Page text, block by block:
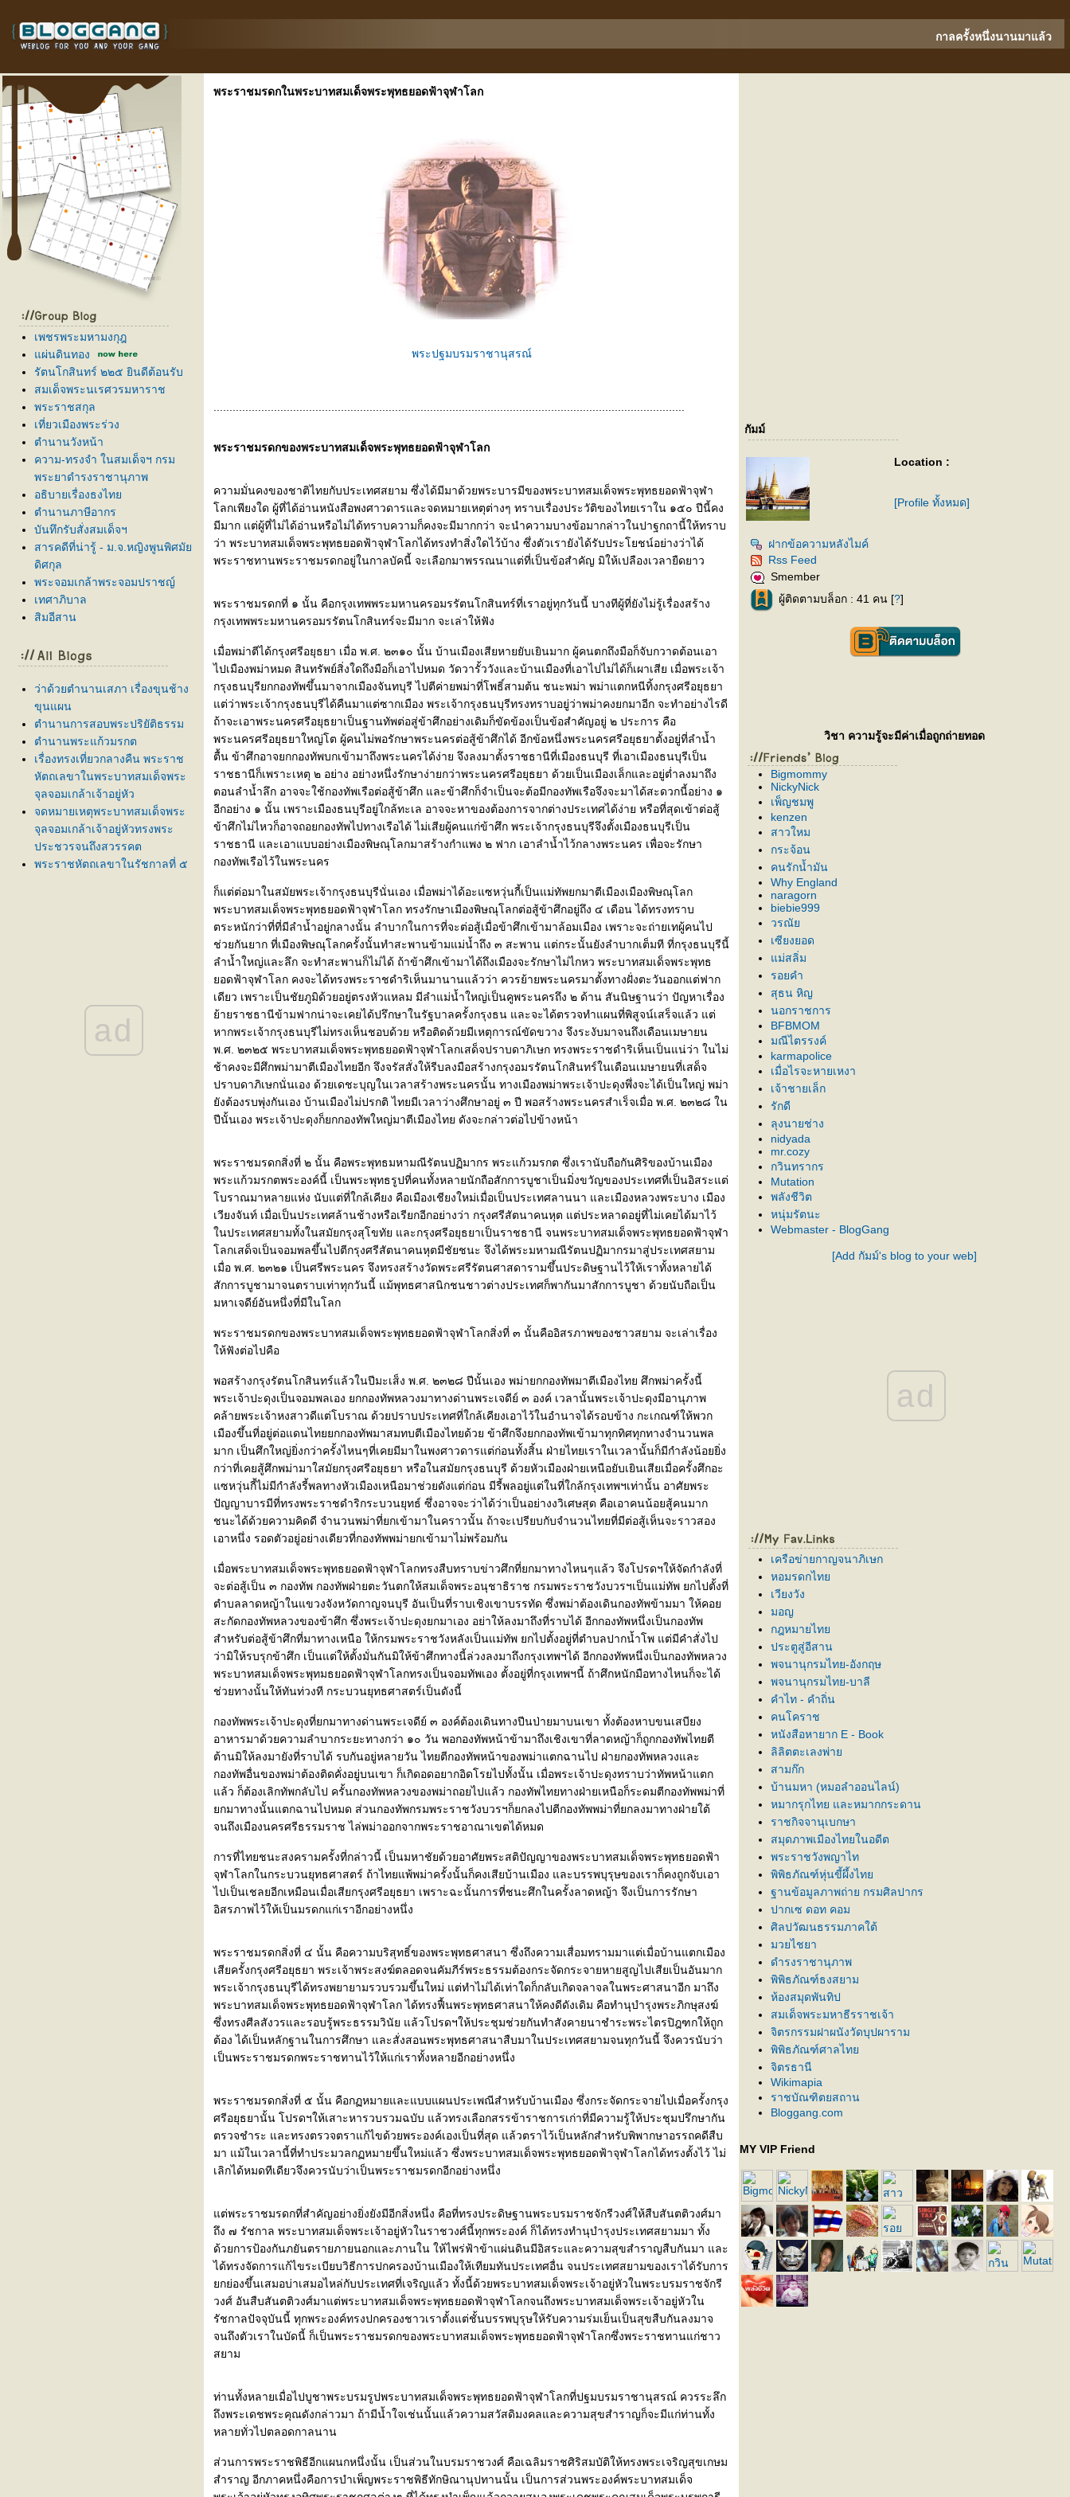
กาลครั้งหนึ่งนานมาแล้ว
เพชรพระมหามงกุฎ
ผ่นดินทอง
รัตนโกสินทร์ ๒๒๕ ยินดีต้อนรับ
สมเด็จพระนเรศวรมหาราช
พระราชสกุล
เที่ยวเมืองพระร่วง
ตำนานวังหน้า
ความ-ทรงจำ ในสมเด็จฯ กรม
พระยาดำรงราชานุภาพ
อธิบายเรื่องธงไท
ตำนานภาษีอากร
บันทึกรับสั่งสมเด็จฯ
สารคดีที่น่ารู้ - ม.จ.หญิงพูนพิศมั
ดิศกุล
พระจอมเกล้าพระจอมปราชญ์
เทศาภิบาล
สิมอีสาน
ว่าด้วยตำนานเสภา เรื่องขุนช้าง
ขุนแผน
ตำนานการสอบพระปริยัติธรรม
ตำนานพระแก้วมรกต
เรื่องทรงเที่ยวกลางคืน พระราช
หัตถเลขาในพระบาทสมเด็จพระ
จุลจอมเกล้าเจ้าอยู่หัว
จดหมายเหตุพระบาทสมเด็จพระ
จุลจอมเกล้าเจ้าอยู่หัวทรงพระ
ประชวรจนถึงสวรรคต
พระราชหัตถเลขาในรัชกาลที่ ๕
ว่าด้วยประเทศสยามใน
จดหมายเหตุจีน
ว่าด้วยหน้าที่และพระอัธยาศั
ad
พระราชมรดกในพระบาทสมเด็จพระพุทธยอดฟ้าจุฬาโลก
พระปฐมบรมราชานุสรณ์
พระราชมรดกของพระบาทสมเด็จพระพุทธยอดฟ้าจุฬาโลก
ความมั่นคงของชาติไทยกับประเทศสยาม ซึ่งได้มีมาด้วยพระบารมีของพระบาทสมเด็จพระพุทธยอดฟ้าจุฬา
ลกเพียงใด ผู้ที่ได้อ่านหนังสือพงศาวดารและจดหมายเหตุต่างๆ ทราบเรื่องประวัติของไทยเราใน ๑๕๐ ปีนี้คง
มีมาก แต่ผู้ที่ไม่ได้อ่านหรือไม่ได้ทราบความก็คงจะมีมากกว่า จะนำความบางข้อมากล่าวในปาฐกถานี้ให้ทราบ
ว่า พระบาทสมเด็จพระพุทธยอดฟ้าจุฬาโลกได้ทรงทำสิ่งใดไว้บ้าง ซึ่งตัวเรายังได้รับประโยชน์อย่างว่าได้
พระราชทานพระราชมรดกอยู่ในกาลบัคนี้ จะเลือกมาพรรณนาแต่ที่เป็นข้อสำคัญ มิให้เปลืองเวลายืดยาว
พระราชมรดกที่ ๑ นั้น คือกรุงเทพพระมหานครอมรรัตนโกสินทร์ที่เราอยู่ทุกวันนี้ บางทีผู้ที่ยังไม่รู้เรื่องสร้าง
กรุงเทพพระมหานครอมรรัตนโกสินทร์จะมีมาก จะเล่าให้ฟัง
เมื่อพม่าตีได้กรุงศรีอยุธยา เมื่อ พ.ศ. ๒๓๑๐ นั้น บ้านเมืองเสียหายยับเยินมาก ผู้คนตกถึงมือก็จับกวาดต้อนเอา
ไปเมืองพม่าหมด สินทรัพย์สิ่งใดถึงมือก็เอาไปหมด วัดวารั้ววังและบ้านเมืองที่เอาไปไม่ได้ก็เผาเสีย เมื่อพระเจ้า
กรุงธนบุรียกกองทัพขึ้นมาจากเมืองจันทบุรี ไปตีค่ายพม่าที่โพธิ์สามต้น ชนะพม่า พม่าแตกหนีทิ้งกรุงศรีอยุธยา
ต่ว่าพระเจ้ากรุงธนบุรีได้คืนมาแต่ซากเมือง พระเจ้ากรุงธนบุรีทรงทราบอยู่ว่าพม่าคงยกมาอีก จะทำอย่างไรดี
ถ้าจะเอาพระนครศรีอยุธยาเป็นฐานทัพต่อสู่ข้าศึกอย่างเดิมก็ขัดข้องเป็นข้อสำคัญอยู่ ๒ ประการ คือ
พระนครศรีอยุธยาใหญ่โต ผู้คนไม่พอรักษาพระนครต่อสู้ข้าศึกได้ อีกข้อหนึ่งพระนครศรีอยุธยาตั้งอยู่ที่ลำน้ำ
ตื้น ข้าศึกอาจยกกองทัพบกเข้ามาถึงพระนครได้ง่าย จึงลงมาตั้งราชธานีที่เมืองธนบุรี ที่เอาเมืองธนบุรีเป็น
ราชธานีก็เพราะเหตุ ๒ อย่าง อย่างหนึ่งรักษาง่ายกว่าพระนครศรีอยุธยา ด้วยเป็นเมืองเล็กและอยู่ต่ำลงมาถึง
ตอนลำน้ำลึก อาจจะใช้กองทัพเรือต่อสู้ข้าศึก และข้าศึกก็จำเป็นจะต้อมีกองทัพเรือจึงจะมาได้สะดวกนี้อย่าง ๑
อีกอย่าง ๑ นั้น เพราะเมืองธนบุรีอยู่ใกล้ทะเล อาจจะหาของต้องการจากต่างประเทศได้ง่าย หรือที่สุดเข้าต่อสู้
ข้าศึกไม่ไหวก็อาจถอยกองทัพไปทางเรือได้ ไม่เสียผู้คนแก่ข้าศึก พระเจ้ากรุงธนบุรีจึงตั้งเมืองธนบุรีเป็น
ราชธานี และเอาแบบอย่างเมืองพิษณุโลกมาสร้างกำแพง ๒ ฟาก เอาลำน้ำไว้กลางพระนคร เพื่อจะรักษา
กองทัพเรือไว้ในพระนคร
ก็แต่ต่อมาในสมัยพระเจ้ากรุงธนบุรีนั่นเอง เมื่อพม่าได้อะแซหวุ่นกี้เป็นแม่ทัพยกมาตีเมืองเมืองพิษณุโลก
พระบาทสมเด็จพระพุทธยอดฟ้าจุฬาโลก ทรงรักษาเมืองพิษณุโลกต่อสู้ข้าศึกอยู่ถึง ๔ เดือน ได้ทรงทราบ
ตระหนักว่าที่ที่มีลำน้ำอยู่กลางนั้น ลำบากในการที่จะต่อสู้เมื่อข้าศึกเข้ามาล้อมเมือง เพราะจะถ่ายเทผู้คนไป
ช่วยกันยาก ที่เมืองพิษณุโลกครั้งนั้นทำสะพานข้ามแม่น้ำถึง ๓ สะพาน แต่กระนั้นยังลำบากเต็มที ที่กรุงธนบุรีนี้
ลำน้ำใหญ่และลึก จะทำสะพานก็ไม่ได้ ถ้าข้าศึกเข้ามาได้ถึงเมืองจะรักษาไม่ไกหว พระบาทสมเด็จพระพุทธ
อดฟ้าจุฬาโลก คงจะได้ทรงพระราชดำริเห็นมานานแล้วว่า ควรย้ายพระนครมาตั้งทางฝั่งตะวันออกแต่ฟาก
เดียว เพราะเป็นชัยภูมิด้วยอยู่ตรงหัวแหลม มีลำแม่น้ำใหญ่เป็นคูพระนครถึง ๒ ด้าน สันนิษฐานว่า ปัญหาเรื่อง
้ายราชธานีข้ามฟากน่าจะเคยได้ปรึกษาในรัฐบาลครั้งกรุงธน และจะได้ตรวจทำแผนที่พิสูจน์เสร็จแล้ว แต่
หากพระเจ้ากรุงธนบุรีไม่ทรงเห็นชอบด้วย หรือติดด้วยมีเหตุการณ์ขัดขวาง จึงระงับมาจนถึงเดือนเมษายน
พ.ศ. ๒๓๒๕ พระบาทสมเด็จพระพุทธยอดฟ้าจุฬาโลกเสด็จปราบดาภิเษก ทรงพระราชดำริเห็นเป็นแน่ว่า ในไม่
ช้าคงจะมีศึกพม่ามาตีเมืองไทยอีก จึงจรัสสั่งให้รีบลงมือสร้างกรุงอมรรัตนโกสินทร์ในเดือนเมษายนที่เสด็จ
ปราบดาภิเษกนั่นเอง ด้วยเดชะบุญในเวลาสร้างพระนครนั้น ทางเมืองพม่าพระเจ้าปะดุงพึ่งจะได้เป็นใหญ่ พม่า
ังต้องรบพุ่งกันเอง บ้านเมืองไม่ปรกติ ไทยมีเวลาว่างศึกษาอยู่ ๓ ปี พอสร้างพระนครสำเร็จเมื่อ พ.ศ. ๒๓๒๘ ใน
ปีนั้นเอง พระเจ้าปะดุงก็ยกกองทัพใหญ่มาตีเมืองไทย ดังจะกล่าวต่อไปข้างหน้า
พระราชมรดกสิ่งที่ ๒ นั้น คือพระพุทธมหามณีรัตนปฏิมากร พระแก้วมรกต ซึ่งเรานับถือกันศิริของบ้านเมือง
พระแก้วมรกตพระองค์นี้ เป็นพระพุทธรูปที่คนทั้งหลายนักถือสักการบูชาเป็นมิ่งขวัญของประเทศที่เป็นอิสระแต่
บราณมาหลายแห่ง นับแต่ที่ใกล้เคียง คือเมืองเชียงใหม่เมื่อเป็นประเทศลานนา และเมืองหลวงพระบาง เมือง
เวียงจันท์ เมื่อเป็นประเทศล้านช้างหรือเรียกอีกอย่างว่า กรุงศรีสัตนาคนหุต แต่ประหลาดอยู่ที่ไม่เคยได้มาไว้
นประเทศสยามทั้งในสมัยกรุงสุโขทัย และกรุงศรีอยุธยาเป็นราชธานี จนพระบาทสมเด็จพระพุทธยอดฟ้าจุฬา
ลกเสด็จเป็นจอมพลขึ้นไปตีกรุงศรีสัตนาคนหุตมีชัยชนะ จึงได้พระมหามณีรัตนปฏิมากรมาสู่ประเทศสยาม
เมื่อ พ.ศ. ๒๓๒๑ เป็นศรีพระนคร จึงทรงสร้างวัดพระศรีรัตนศาสดารามขึ้นประดิษฐานไว้ให้เราทั้งหลายได้
สักการบูชามาจนตราบเท่าทุกวันนี้ แม้พุทธศาสนิกชนชาวต่างประเทศก็พากันมาสักการบูชา ด้วยนับถือเป็น
มหาเจดีย์อันหนึ่งที่มีในโลก
พระราชมรดกของพระบาทสมเด็จพระพุทธยอดฟ้าจุฬาโลกสิ่งที่ ๓ นั้นคืออิสรภาพของชาวสยาม จะเล่าเรื่อง
ห้ฟังต่อไปคือ
พอสร้างกรุงรัตนโกสินทร์แล้วในปีมะเส็ง พ.ศ. ๒๓๒๘ ปีนั้นเอง พม่ายกกองทัพมาตีเมืองไทย ศึกพม่าครั้งนี้
พระเจ้าปะดุงเป็นจอมพลเอง ยกกองทัพหลวงมาทางด่านพระเจดีย์ ๓ องค์ เวลานั้นพระเจ้าปะดุงมีอานุภาพ
คล้ายพระเจ้าหงสาวดีแต่โบราณ ด้วยปราบประเทศที่ใกล้เคียงเอาไว้ในอำนาจได้รอบข้าง กะเกณฑ์ให้พวก
เมืองขึ้นที่อยู่ต่อแดนไทยยกกองทัพมาสมทบตีเมืองไทยด้วย ข้าศึกจึงยกกองทัพเข้ามาทุกทิศทุกทางจำนวนพล
มาก เป็นศึกใหญ่ยิ่งกว่าครั้งไหนๆที่เคยมีมาในพงศาวดารแต่ก่อนทั้งสิ้น ฝ่ายไทยเราในเวลานั้นก็มีกำลังน้อยยิ่ง
กว่าที่เคยสู้ศึกพม่ามาใสมัยกรุงศรีอยุธยา หรือในสมัยกรุงธนบุรี ด้วยหัวเมืองฝ่ายเหนือยับเยินเสียเมื่อครั้งศึกอะ
ซหวุ่นกี้ไม่มีกำลังรี้พลทางหัวเมืองเหนือมาช่วยดังแต่ก่อน มีรี้พลอยู่แต่ในที่ใกล้กรุงเทพฯเท่านั้น อาศัยพระ
ปัญญาบารมีที่ทรงพระราชดำริกระบวนยุทธ์ ซึ่งอาจจะว่าได้ว่าเป็นอย่างงวิเศษสุด คือเอาคนน้อยสู้คนมาก
ชนะได้ด้วยความคิดดี จำนวนพม่าที่ยกเข้ามาในคราวนั้น ถ้าจะเปรียบกับจำนวนไทยที่มีต่อสู้เห็นจะราวสอง
เอาหนึ่ง รอดตัวอยู่อย่างเดียวที่กองทัพพม่ายกเข้ามาไม่พร้อมกัน
เมื่อพระบาทสมเด็จพระพุทธยอดฟ้าจุฬาโลกทรงสืบทราบข่าวศึกที่ยกมาทางไหนๆแล้ว จึงโปรดฯให้จัดกำลังที่
จะต่อสู้เป็น ๓ กองทัพ กองทัพฝ่ายตะวันตกให้สมเด็จพระอนุชาธิราช กรมพระราชวังบวรฯเป็นแม่ทัพ ยกไปตั้งที่
ตำบลลาดหญ้าในแขวงจังหวัดกาญจนบุรี อันเป็นที่ราบเชิงเขาบรรทัด ซึ่งพม่าต้องเดินกองทัพข้ามมา ให้คอ
สะกัดกองทัพหลวงของข้าศึก ซึ่งพระเจ้าปะดุงยกมาเอง อย่าให้ลงมาถึงที่ราบได้ อีกกองทัพหนึ่งเป็นกองทัพ
สำหรับต่อสู้ข้าศึกที่มาทางเหนือ ให้กรมพระราชวังหลังเป็นแม่ทัพ ยกไปตั้งอยู่ที่ตำบลปากน้ำโพ แต่มีคำสั่งไป
ว่ามิให้รบรุกข้าศึก เป็นแต่ให้ตั้งมั่นกันมิให้ข้าศึกทางนี้ล่วงลงมาถึงกรุงเทพฯได้ อีกกองทัพหนึ่งเป็นกองทัพหลวง
พระบาทสมเด็จพระพุทมธยอดฟ้าจุฬาโลกทรงเป็นจอมทัพเอง ตั้งอยู่ที่กรุงเทพฯนี้ ถ้าศึกหนักมือทางไหนก็จะได้
ช่วยทางนั้นให้ทันท่วงที กระบวนยุทธศาสตร์เป็นดังนี้
กองทัพพระเจ้าปะดุงที่ยกมาทางด่านพระเจดีย์ ๓ องค์ต้องเดินทางปีนป่ายมาบนเขา ทั้งต้องหาบขนเสบียง
อาหารมาด้วยความลำบากระยะทางกว่า ๑๐ วัน พอกองทัพหน้าข้ามาถึงเชิงเขาที่ลาดหญ้าก็ถูกกองทัพไทยตี
ต้านมิให้ลงมายังที่ราบได้ รบกันอยู่หลายวัน ไทยตีกองทัพหน้าของพม่าแตกฉานไป ฝ่ายกองทัพหลวงและ
กองทัพอื่นของพม่าต้องติดคั่งอยู่บนเขา ก็เกิดอดอยากอิดโรยไปทั้งนั้น เมื่อพระเจ้าปะดุงทราบว่าทัพหน้าแตก
ล้ว ก็ต้องเลิกทัพกลับไป ครั้นกองทัพหลวงของพม่าถอยไปแล้ว กองทัพไทยทางฝ่ายเหนือก็ระดมตีกองทัพพม่าที่
กมาทางนั้นแตกฉานไปหมด ส่วนกองทัพกรมพระราชวังบวรฯก็ยกลงไปตีกองทัพพม่าที่ยกลงมาทางฝ่ายใต้
จนถึงเมืองนครศรีธรรมราช ไล่พม่าออกจากพระราชอาณาเขตได้หมด
การที่ไทยชนะสงครามครั้งที่กล่าวนี้ เป็นมหาชัยด้วยอาศัยพระสติปัญญาของพระบาทสมเด็จพระพุทธยอดฟ้า
จุฬาโลกในกระบวนยุทธศาสตร์ ถ้าไทยแพ้พม่าครั้งนั้นก็คงเสียบ้านเมือง และบรรพบุรุษของเราก็คงถูกจับเอา
ไปเป็นเชลยอีกเหมือนเมื่อเสียกรุงศรีอยุธยา เพราะฉะนั้นการที่ชนะศึกในครั้งลาดหญ้า จึงเป็นการรักษา
อิสรภาพไว้ให้เป็นมรดกแก่เราอีกอย่างหนึ่ง
พระราชมรดกสิ่งที่ ๔ นั้น คือความบริสุทธิ์ของพระพุทธศาสนา ซึ่งถึงความเสื่อมทรามมาแต่เมื่อบ้านแตกเมือง
เสียครั้งกรุงศรีอยุธยา พระเจ้าพระสงฆ์ตลอดจนคัมภีร์พระธรรมต้องกระจัดกระจายหายสูญไปเสียเป็นอันมาก
พระเจ้ากรุงธนบุรีได้ทรงพยายามรวบรวมขึ้นใหม่ แต่ทำไม่ได้เท่าใดก็กลับเกิดจลาจลในพระศาสนาอีก มาถึง
พระบาทสมเด็จพระพุทธยอดฟ้าจุฬาโลก ได้ทรงฟื้นพระพุทธศาสนาให้คงดีดังเดิม คือทำนุบำรุงพระภิกษุสงฆ์
ซึ่งทรงศีลสังวรและรอบรู้พระธรรมวินัย แล้วโปรดฯให้ประชุมช่วยกันทำสังคายนาชำระพระไตรปิฎฑกให้ถูก
ต้อง ได้เป็นหลักฐานในการศึกษา และสั่งสอนพระพุทธศาสนาสืบมาในประเทศสยามจนทุกวันนี้ จึงควรนับว่า
เป็นพระราชมรดกพระราชทานไว้ให้แก่เราทั้งหลายอีกอย่างหนึ่ง
พระราชมรดกสิ่งที่ ๕ นั้น คือกฏหมายและแบบแผนประเพณีสำหรับบ้านเมือง ซึ่งกระจัดกระจายไปเมื่อครั้งกรุง
ศรีอยุธยานั้น โปรดฯให้เสาะหารวบรวมฉบับ แล้วทรงเลือกสรรข้าราชการเก่าที่มีความรู้ให้ประชุมปรึกษากัน
ตรวจชำระ และทรงตรวจตราแก้ไขด้วยพระองค์เองเป็นที่สุด แล้วตราไว้เป็นหลักสำหรับพิพากษาอรรถคดีสืบ
มา แม้ในเวลานี้ที่ทำประมวลกฏหมายขึ้นใหม่แล้ว ซึ่งพระบาทสมเด็จพระพุทธยอดฟ้าจุฬาโลกได้ทรงตั้งไว้ ไม่
เลิกได้หมดทีเดียวจึงควรนับว่าเป็นพระราชมรดกอีกอย่างหนึ่ง
ต่พระราชมรดกที่สำคัญอย่างยิ่งยังมีอีกสิ่งหนึ่ง คือที่ทรงประดิษฐานพระบรมราชจักรีวงศ์ให้สืบสันตติวงศ์มา
ถึง ๗ รัชกาล พระบาทสมเด็จพระเจ้าอยู่หัวในราชวงศ์นี้ทุกพระองค์ ก็ได้ทรงทำนุบำรุงประเทศสยามมา ทั้ง
ด้วยการป้องกันภยันตรายภายนอกและภานใน ให้ไพร่ฟ้าข้าแผ่นดินมีอิสระและความสุขสำราญสืบกันมา และ
ได้ทรงจัดการแก้ไขระเบียบวิธีการปกครองบ้านเมืองให้เทียมทันประเทศอื่น จนประเทศสยามของเราได้รับการ
กย่องขึ้นเสมอบ่าเสมอไหล่กับประเทศที่เจริญแล้ว ทั้งนี้ด้วยพระบาทสมเด็จพระเจ้าอยู่หัวในพระบรมราชจักรี
วงศ์ อันสืบสันตติวงศ์มาแต่พระบาทสมเด็จพระพุทธยอดฟ้าจุฬาโลกจนถึงพระบาทสมเด็จพระเจ้าอยู่หัวใน
รัชกาลปัจจุบันนี้ ทุกพระองค์ทรงปกครองชาวเราตั้งแต่ชั้นบรรพบุรุษให้รับความร่มเย็นเป็นสุขสืบกันลงมาจ
จนถึงตัวเราในบัดนี้ ก็เป็นพระราชมรดกของพระบาทสมเด็จพระพุทธยอดฟ้าจุฬาโลกซึ่งพระราชทานแก่ชาว
สยาม
ท่านทั้งหลายเมื่อไปบูชาพระบรมรูปพระบาทสมเด็จพระพุทธยอดฟ้าจุฬาโลกที่ปฐมบรมราชานุสรณ์ ควรระลึก
ถึงพระเดชพระคุณดังกล่าวมา ถ้ามีน้ำใจเช่นนั้นแล้วความสวัสดิมงคลและความสุขสำราญก็จะมีแก่ท่านทั้ง
หลายทั่วไปตลอดกาลนาน
ส่วนการพระราชพิธีอีกแผนกหนึ่งนั้น เป็นส่วนในบรมราชวงศ์ คือเฉลิมราชศิริสมบัติให้ทรงพระเจริญสุขเกษม
สำราญ อีกภาคหนึ่งคือการบำเพ็ญพระราชพิธีทักษิณานุปทานนั้น เป็นการส่วนพระองค์พระบาทสมเด็จ
กัมม์
Location :
[Profile ทั้งหมด]
ฝากข้อความหลังไมค์
Rss Feed
Smember
ผู้ติดตามบล็อก : 41 คน [?]
วิชา ความรู้จะมีค่าเมื่อถูกถ่ายทอด
Bigmommy
NickyNick
เพ็ญชมพู
kenzen
สาวใหม
กระจ้อน
คนรักน้ำมัน
Why England
naragorn
biebie999
วรณั
เซียงยอด
ม่สลิ่ม
รอยคำ
สุธน หิญ
นอกราชการ
BFBMOM
มณีไตรรงค์
karmapolice
เมื่อไรจะหายเหงา
เจ้าชายเล็ก
รักดี
ลุงนายช่าง
nidyada
mr.cozy
กวินทรากร
Mutation
พลังชีวิต
หนุ่มรัตนะ
Webmaster - BlogGang
[Add กัมม์'s blog to your web]
ad
เครือข่ายกาญจนาภิเษก
หอมรดกไท
เวียงวัง
มอญ
กฎหมายไท
ประตูสู่อีสาน
พจนานุกรมไทย-อังกฤษ
พจนานุกรมไทย-บาลี
คำไท - คำถิ่น
คนโคราช
หนังสือหายาก E - Book
ลิลิตตะเลงพ่า
สามก๊ก
บ้านมหา (หมอลำออนไลน์)
หมากรุกไทย และหมากกระดาน
ราชกิจจานุเบกษา
สมุดภาพเมืองไทยในอดีต
พระราชวังพญาไท
พิพิธภัณฑ์หุ่นขี้ผึ้งไท
ฐานข้อมูลภาพถ่าย กรมศิลปากร
ปากเซ ดอท คอม
ศิลปวัฒนธรรมภาคใต้
มวยไชยา
ดำรงราชานุภาพ
พิพิธภัณฑ์ธงสยาม
ห้องสมุดพันทิป
สมเด็จพระมหาธีรราชเจ้า
จิตรกรรมฝาผนังวัดบุปผาราม
พิพิธภัณฑ์ศาลไท
จิตรธานี
Wikimapia
ราชบัณฑิตยสถาน
Bloggang.com
MY VIP Friend